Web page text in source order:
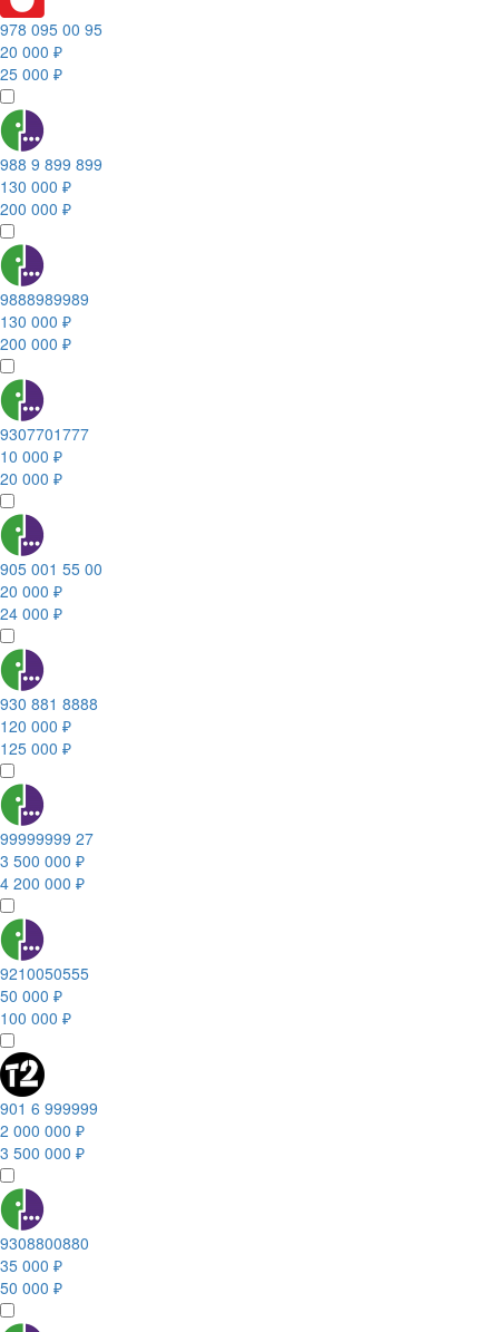
978 095 00 95
20 000 ₽
25 000 ₽
988 9 899 899
130 000 ₽
200 000 ₽
9888989989
130 000 ₽
200 000 ₽
9307701777
10 000 ₽
20 000 ₽
905 001 55 00
20 000 ₽
24 000 ₽
930 881 8888
120 000 ₽
125 000 ₽
99999999 27
3 500 000 ₽
4 200 000 ₽
9210050555
50 000 ₽
100 000 ₽
901 6 999999
2 000 000 ₽
3 500 000 ₽
9308800880
35 000 ₽
50 000 ₽